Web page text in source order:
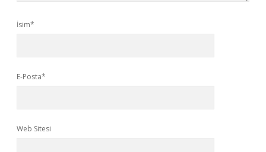
İsim*
E-Posta*
Web Sitesi